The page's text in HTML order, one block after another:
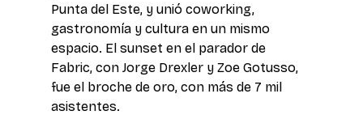
Punta del Este, y unió coworking,
gastronomía y cultura en un mismo
espacio. El sunset en el parador de
Fabric, con Jorge Drexler y Zoe Gotusso,
fue el broche de oro, con más de 7 mil
asistentes.